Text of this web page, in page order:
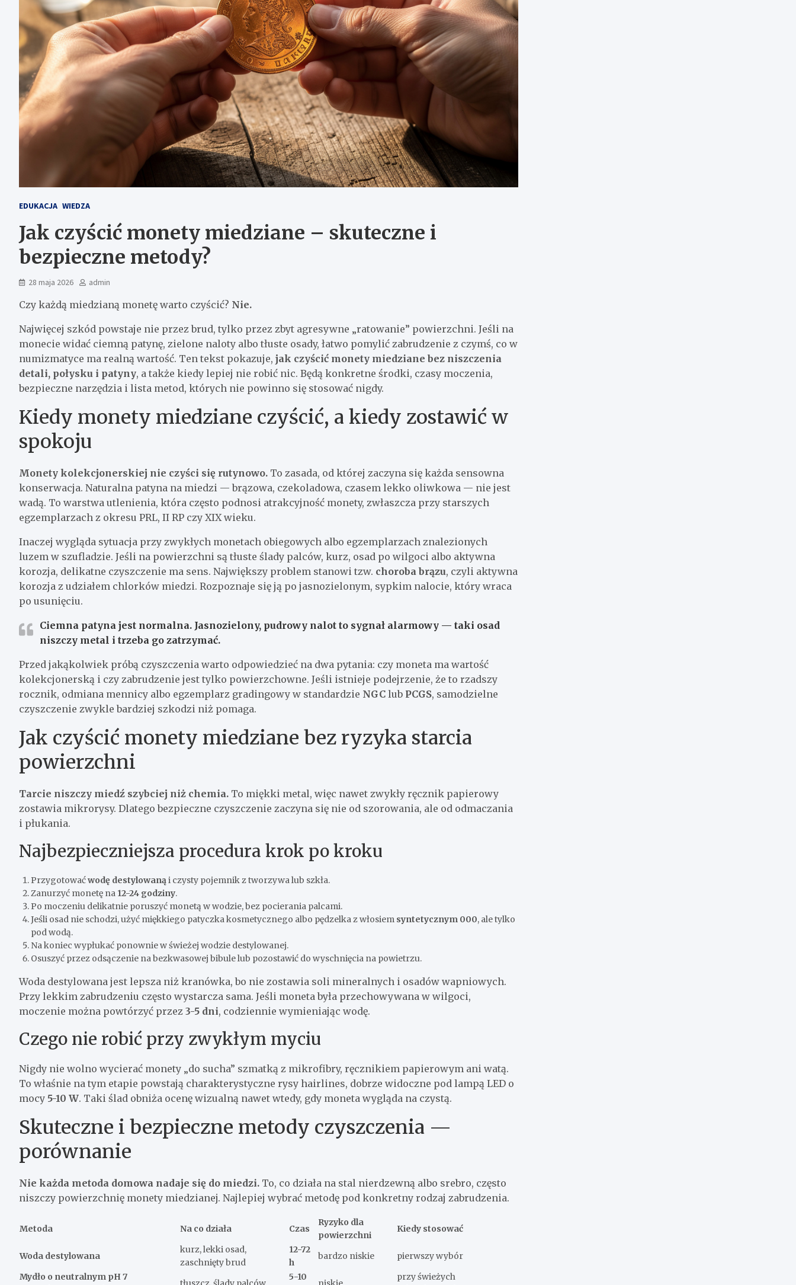
EDUKACJA WIEDZA
Jak czyścić monety miedziane – skuteczne i
bezpieczne metody?
28 maja 2026 admin
Czy każdą miedzianą monetę warto czyścić? Nie.
Najwięcej szkód powstaje nie przez brud, tylko przez zbyt agresywne „ratowanie” powierzchni. Jeśli na
monecie widać ciemną patynę, zielone naloty albo tłuste osady, łatwo pomylić zabrudzenie z czymś, co w
numizmatyce ma realną wartość. Ten tekst pokazuje, jak czyścić monety miedziane bez niszczenia
detali, połysku i patyny, a także kiedy lepiej nie robić nic. Będą konkretne środki, czasy moczenia,
bezpieczne narzędzia i lista metod, których nie powinno się stosować nigdy.
Kiedy monety miedziane czyścić, a kiedy zostawić w
spokoju
Monety kolekcjonerskiej nie czyści się rutynowo. To zasada, od której zaczyna się każda sensowna
konserwacja. Naturalna patyna na miedzi — brązowa, czekoladowa, czasem lekko oliwkowa — nie jest
wadą. To warstwa utlenienia, która często podnosi atrakcyjność monety, zwłaszcza przy starszych
egzemplarzach z okresu PRL, II RP czy XIX wieku.
Inaczej wygląda sytuacja przy zwykłych monetach obiegowych albo egzemplarzach znalezionych
luzem w szufladzie. Jeśli na powierzchni są tłuste ślady palców, kurz, osad po wilgoci albo aktywna
korozja, delikatne czyszczenie ma sens. Największy problem stanowi tzw. choroba brązu, czyli aktywna
korozja z udziałem chlorków miedzi. Rozpoznaje się ją po jasnozielonym, sypkim nalocie, który wraca
po usunięciu.
Ciemna patyna jest normalna. Jasnozielony, pudrowy nalot to sygnał alarmowy — taki osad
niszczy metal i trzeba go zatrzymać.
Przed jakąkolwiek próbą czyszczenia warto odpowiedzieć na dwa pytania: czy moneta ma wartość
kolekcjonerską i czy zabrudzenie jest tylko powierzchowne. Jeśli istnieje podejrzenie, że to rzadszy
rocznik, odmiana mennicy albo egzemplarz gradingowy w standardzie NGC lub PCGS, samodzielne
czyszczenie zwykle bardziej szkodzi niż pomaga.
Jak czyścić monety miedziane bez ryzyka starcia
powierzchni
Tarcie niszczy miedź szybciej niż chemia. To miękki metal, więc nawet zwykły ręcznik papierowy
zostawia mikrorysy. Dlatego bezpieczne czyszczenie zaczyna się nie od szorowania, ale od odmaczania
i płukania.
Najbezpieczniejsza procedura krok po kroku
Przygotowaćwodę destylowanąi czysty pojemnik z tworzywa lub szkła.
Zanurzyć monetę na 12-24 godziny.
Po moczeniu delikatnie poruszyć monetą w wodzie, bez pocierania palcami.
Jeśli osad nie schodzi, użyć miękkiego patyczka kosmetycznego albo pędzelka z włosiem syntetycznym 000, ale tylko
pod wodą.
Na koniec wypłukać ponownie w świeżej wodzie destylowanej.
Osuszyć przez odsączenie na bezkwasowej bibule lub pozostawić do wyschnięcia na powietrzu.
Woda destylowana jest lepsza niż kranówka, bo nie zostawia soli mineralnych i osadów wapniowych.
Przy lekkim zabrudzeniu często wystarcza sama. Jeśli moneta była przechowywana w wilgoci,
moczenie można powtórzyć przez 3-5 dni, codziennie wymieniając wodę.
Czego nie robić przy zwykłym myciu
Nigdy nie wolno wycierać monety „do sucha” szmatką z mikrofibry, ręcznikiem papierowym ani watą.
To właśnie na tym etapie powstają charakterystyczne rysy hairlines, dobrze widoczne pod lampą LED o
mocy 5-10 W. Taki ślad obniża ocenę wizualną nawet wtedy, gdy moneta wygląda na czystą.
Skuteczne i bezpieczne metody czyszczenia —
porównanie
Nie każda metoda domowa nadaje się do miedzi. To, co działa na stal nierdzewną albo srebro, często
niszczy powierzchnię monety miedzianej. Najlepiej wybrać metodę pod konkretny rodzaj zabrudzenia.
Metoda Na co działa Czas
Ryzyko dla
powierzchni
Kiedy stosować
Woda destylowana
kurz, lekki osad,
zaschnięty brud
12-72
h
bardzo niskie
pierwszy wybór
Mydło o neutralnym pH 7
5-10
przy świeżych